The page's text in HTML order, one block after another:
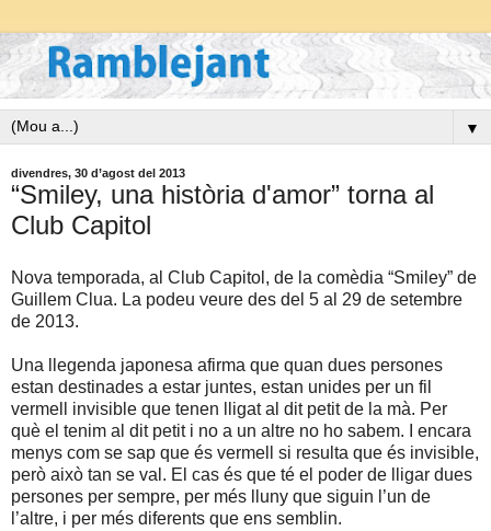
▼
divendres, 30 d’agost del 2013
“Smiley, una història d'amor” torna al
Club Capitol
Nova temporada, al Club Capitol, de la comèdia “Smiley” de
Guillem Clua. La podeu veure des del 5 al 29 de setembre
de 2013.
Una llegenda japonesa afirma que quan dues persones
estan destinades a estar juntes, estan unides per un fil
vermell invisible que tenen lligat al dit petit de la mà. Per
què el tenim al dit petit i no a un altre no ho sabem. I encara
menys com se sap que és vermell si resulta que és invisible,
però això tan se val. El cas és que té el poder de lligar dues
persones per sempre, per més lluny que siguin l’un de
l’altre, i per més diferents que ens semblin.